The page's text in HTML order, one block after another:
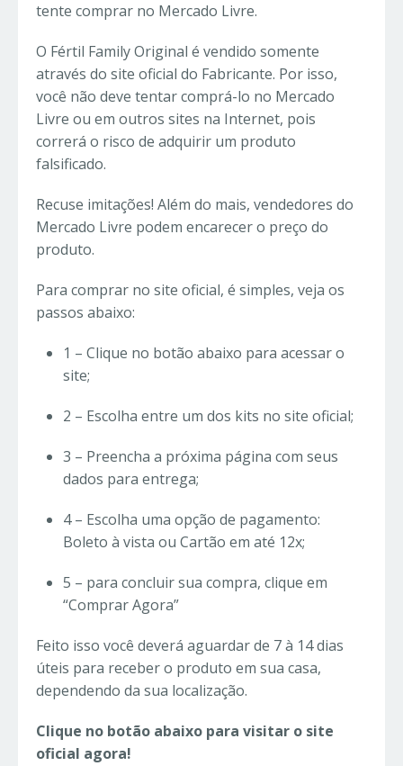
tente comprar no Mercado Livre.
O Fértil Family Original é vendido somente
através do site oficial do Fabricante. Por isso,
você não deve tentar comprá-lo no Mercado
Livre ou em outros sites na Internet, pois
correrá o risco de adquirir um produto
falsificado.
Recuse imitações! Além do mais, vendedores do
Mercado Livre podem encarecer o preço do
produto.
Para comprar no site oficial, é simples, veja os
passos abaixo:
1 – Clique no botão abaixo para acessar o
site;
2 – Escolha entre um dos kits no site oficial;
3 – Preencha a próxima página com seus
dados para entrega;
4 – Escolha uma opção de pagamento:
Boleto à vista ou Cartão em até 12x;
5 – para concluir sua compra, clique em
“Comprar Agora”
Feito isso você deverá aguardar de 7 à 14 dias
úteis para receber o produto em sua casa,
dependendo da sua localização.
Clique no botão abaixo para visitar o site
oficial agora!